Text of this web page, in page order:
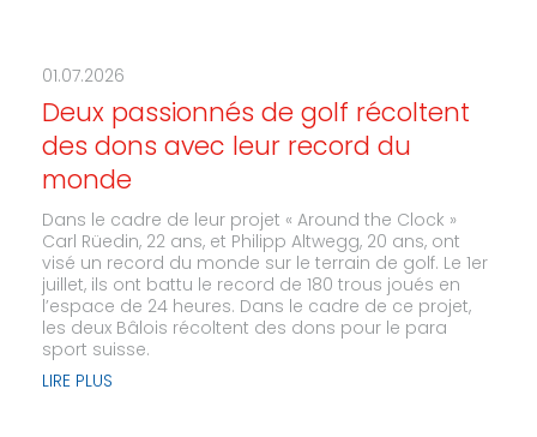
01.07.2026
Deux passionnés de golf récoltent
des dons avec leur record du
monde
Dans le cadre de leur projet « Around the Clock »
Carl Rüedin, 22 ans, et Philipp Altwegg, 20 ans, ont
visé un record du monde sur le terrain de golf. Le 1er
juillet, ils ont battu le record de 180 trous joués en
l’espace de 24 heures. Dans le cadre de ce projet,
les deux Bâlois récoltent des dons pour le para
sport suisse.
LIRE PLUS